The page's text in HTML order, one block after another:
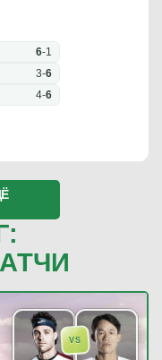
6-1
3-6
4-6
VS